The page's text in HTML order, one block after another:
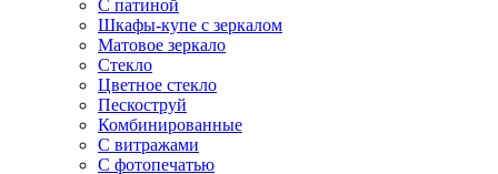
С патиной
Шкафы-купе с зеркалом
Матовое зеркало
Стекло
Цветное стекло
Пескоструй
Комбинированные
С витражами
С фотопечатью